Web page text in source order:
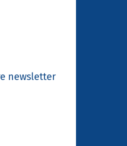
newsletter